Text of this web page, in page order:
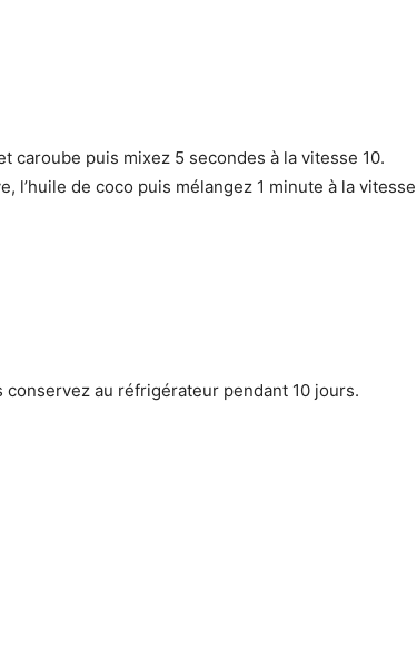
caroube puis mixez 5 secondes à la vitesse 10.
l’huile de coco puis mélangez 1 minute à la vitesse
au réfrigérateur pendant 10 jours.